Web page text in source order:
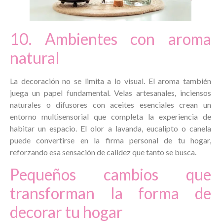
10. Ambientes con aroma
natural
La decoración no se limita a lo visual. El aroma también
juega un papel fundamental. Velas artesanales, inciensos
naturales o difusores con aceites esenciales crean un
entorno multisensorial que completa la experiencia de
habitar un espacio. El olor a lavanda, eucalipto o canela
puede convertirse en la firma personal de tu hogar,
reforzando esa sensación de calidez que tanto se busca.
Pequeños cambios que
transforman la forma de
decorar tu hogar